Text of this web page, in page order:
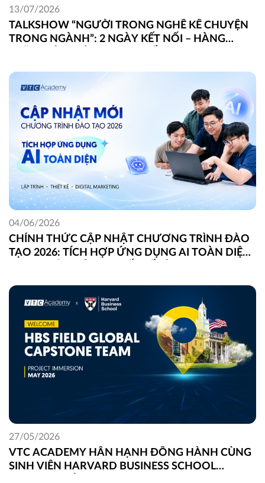
TALKSHOW “NGƯỜI TRONG NGHỀ KỂ CHUYỆN
TRONG NGÀNH”: 2 NGÀY KẾT NỐI – HÀNG
13/07/2026
CHÍNH THỨC CẬP NHẬT CHƯƠNG TRÌNH ĐÀO
TẠO 2026: TÍCH HỢP ỨNG DỤNG AI TOÀN DIỆN
04/06/2026
VTC ACADEMY HÂN HẠNH ĐỒNG HÀNH CÙNG
SINH VIÊN HARVARD BUSINESS SCHOOL
27/05/2026